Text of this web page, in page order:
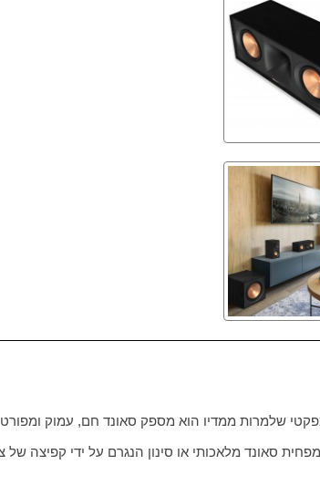
שלמרות ממדיו הוא מספק סאונד חם, עמוק ומפורט
סאונד מלאכותי או סינון הנגרם על ידי קפיצה של